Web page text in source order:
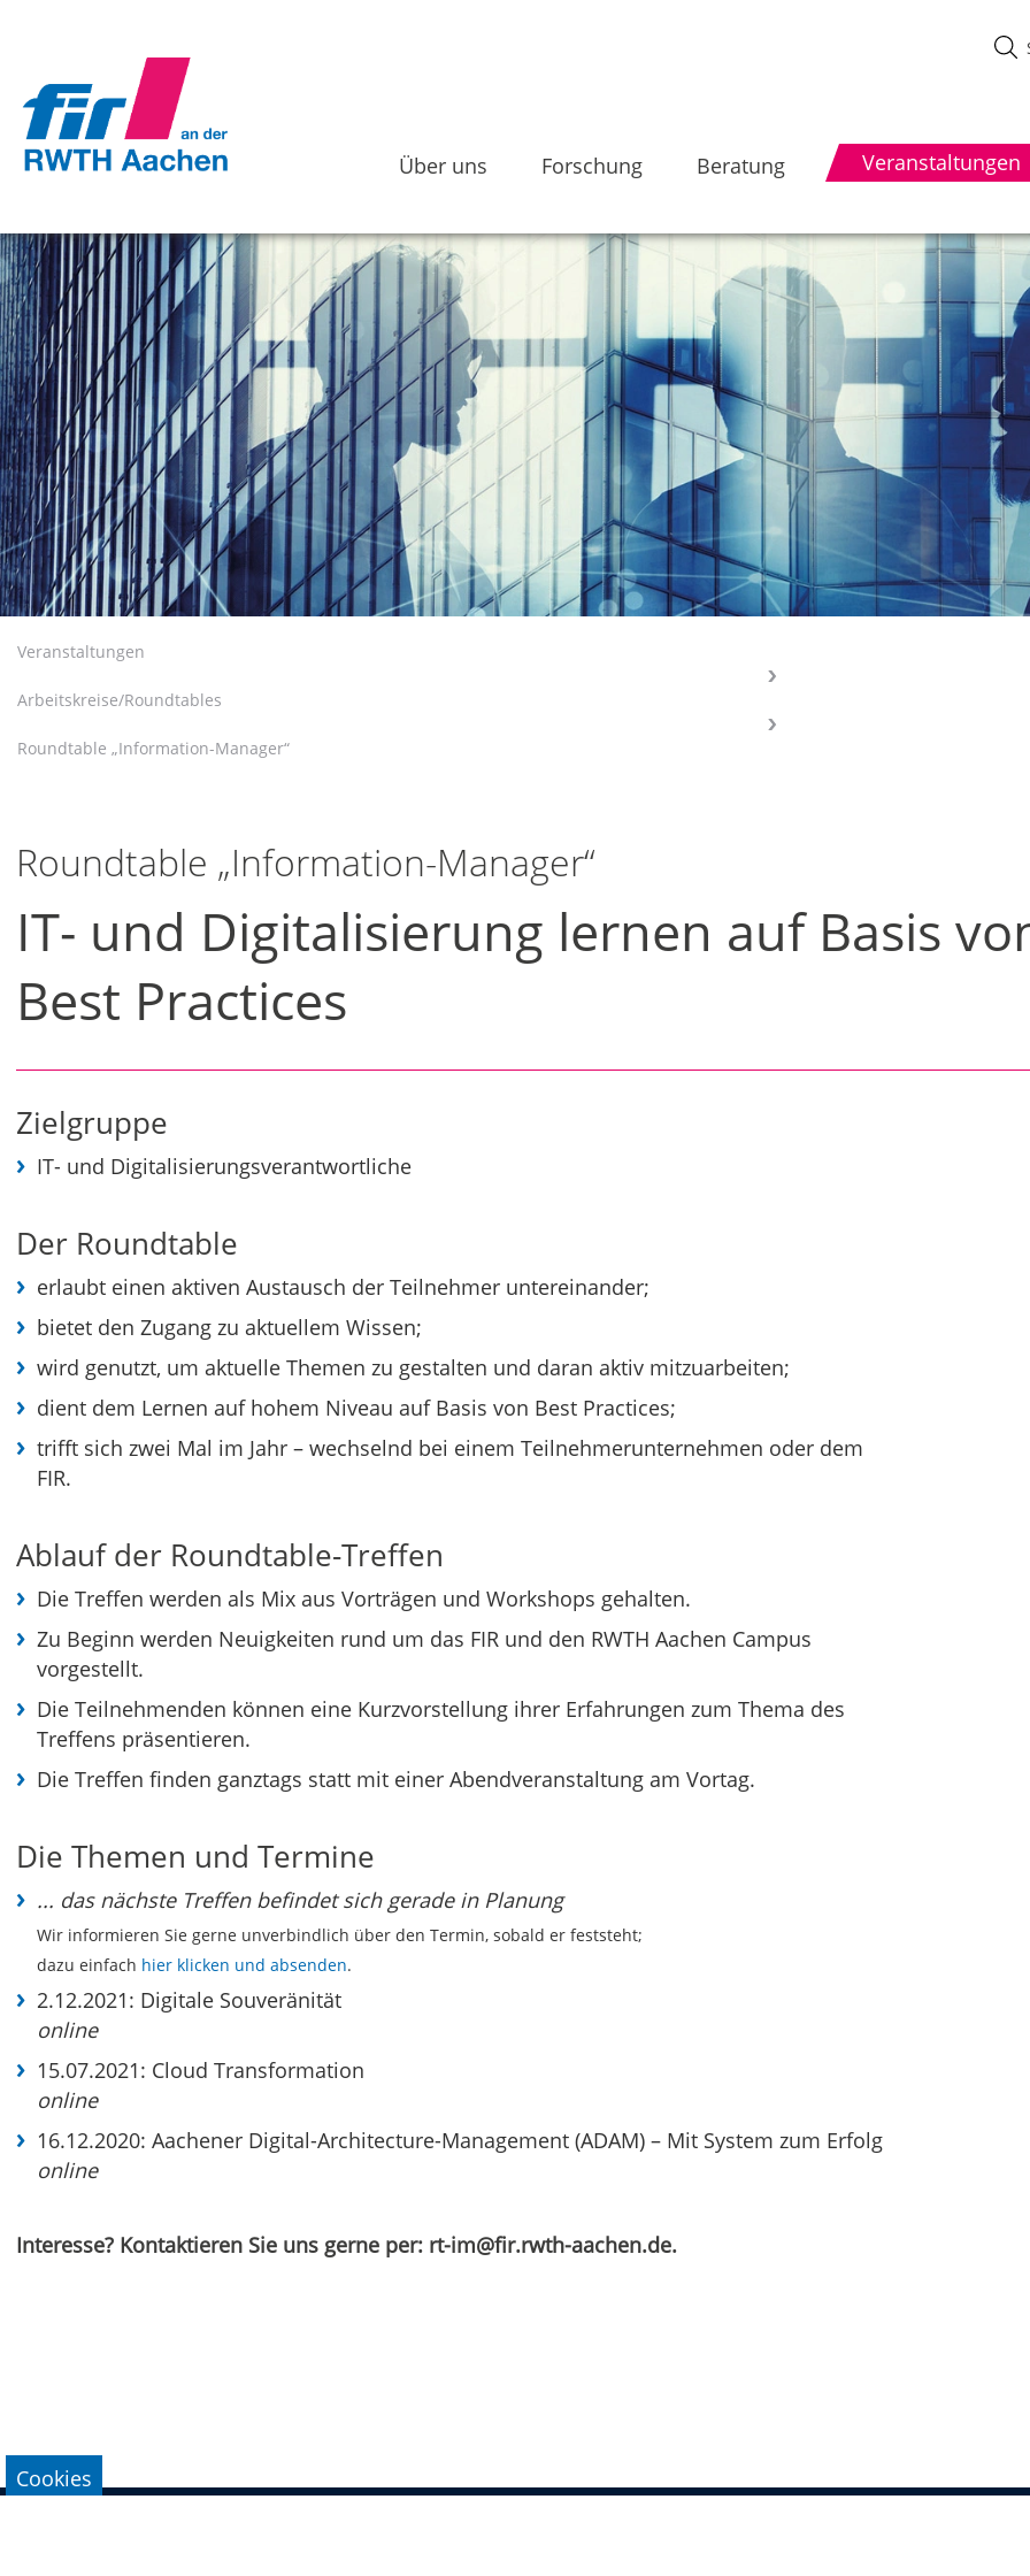
Über uns Forschung Beratung Veranstaltungen
Veranstaltungen
Arbeitskreise/Roundtables
Roundtable „Information-Manager“
Roundtable „Information-Manager“
IT- und Digitalisierung lernen auf Basis
Best Practices
Zielgruppe
IT- und Digitalisierungsverantwortliche
Der Roundtable
erlaubt einen aktiven Austausch der Teilnehmer untereinander;
bietet den Zugang zu aktuellem Wissen;
wird genutzt, um aktuelle Themen zu gestalten und daran aktiv mitzuarbeiten;
dient dem Lernen auf hohem Niveau auf Basis von Best Practices;
trifft sich zwei Mal im Jahr – wechselnd bei einem Teilnehmerunternehmen oder dem
FIR.
Ablauf der Roundtable-Treffen
Die Treffen werden als Mix aus Vorträgen und Workshops gehalten.
Zu Beginn werden Neuigkeiten rund um das FIR und den RWTH Aachen Campus
vorgestellt.
Die Teilnehmenden können eine Kurzvorstellung ihrer Erfahrungen zum Thema des
Treffens präsentieren.
Die Treffen finden ganztags statt mit einer Abendveranstaltung am Vortag.
Die Themen und Termine
... das nächste Treffen befindet sich gerade in Planung
Wir informieren Sie gerne unverbindlich über den Termin, sobald er feststeht;
dazu einfach hier klicken und absenden.
2.12.2021: Digitale Souveränität
online
15.07.2021: Cloud Transformation
online
16.12.2020: Aachener Digital-Architecture-Management (ADAM) – Mit System zum Erfolg
online
Interesse? Kontaktieren Sie uns gerne per: rt-im@fir.rwth-aachen.de.
Cookies